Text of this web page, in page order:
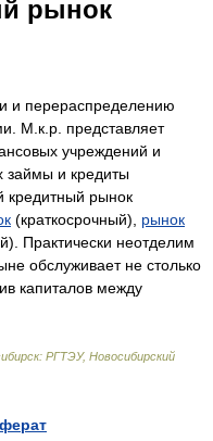
рынок
и перераспределению
М.к.р. представляет
учреждений и
и кредиты
рынок
(краткосрочный), рынок
Практически неотделим
обслуживает не столько
капиталов между
РГТЭУ, Новосибирский